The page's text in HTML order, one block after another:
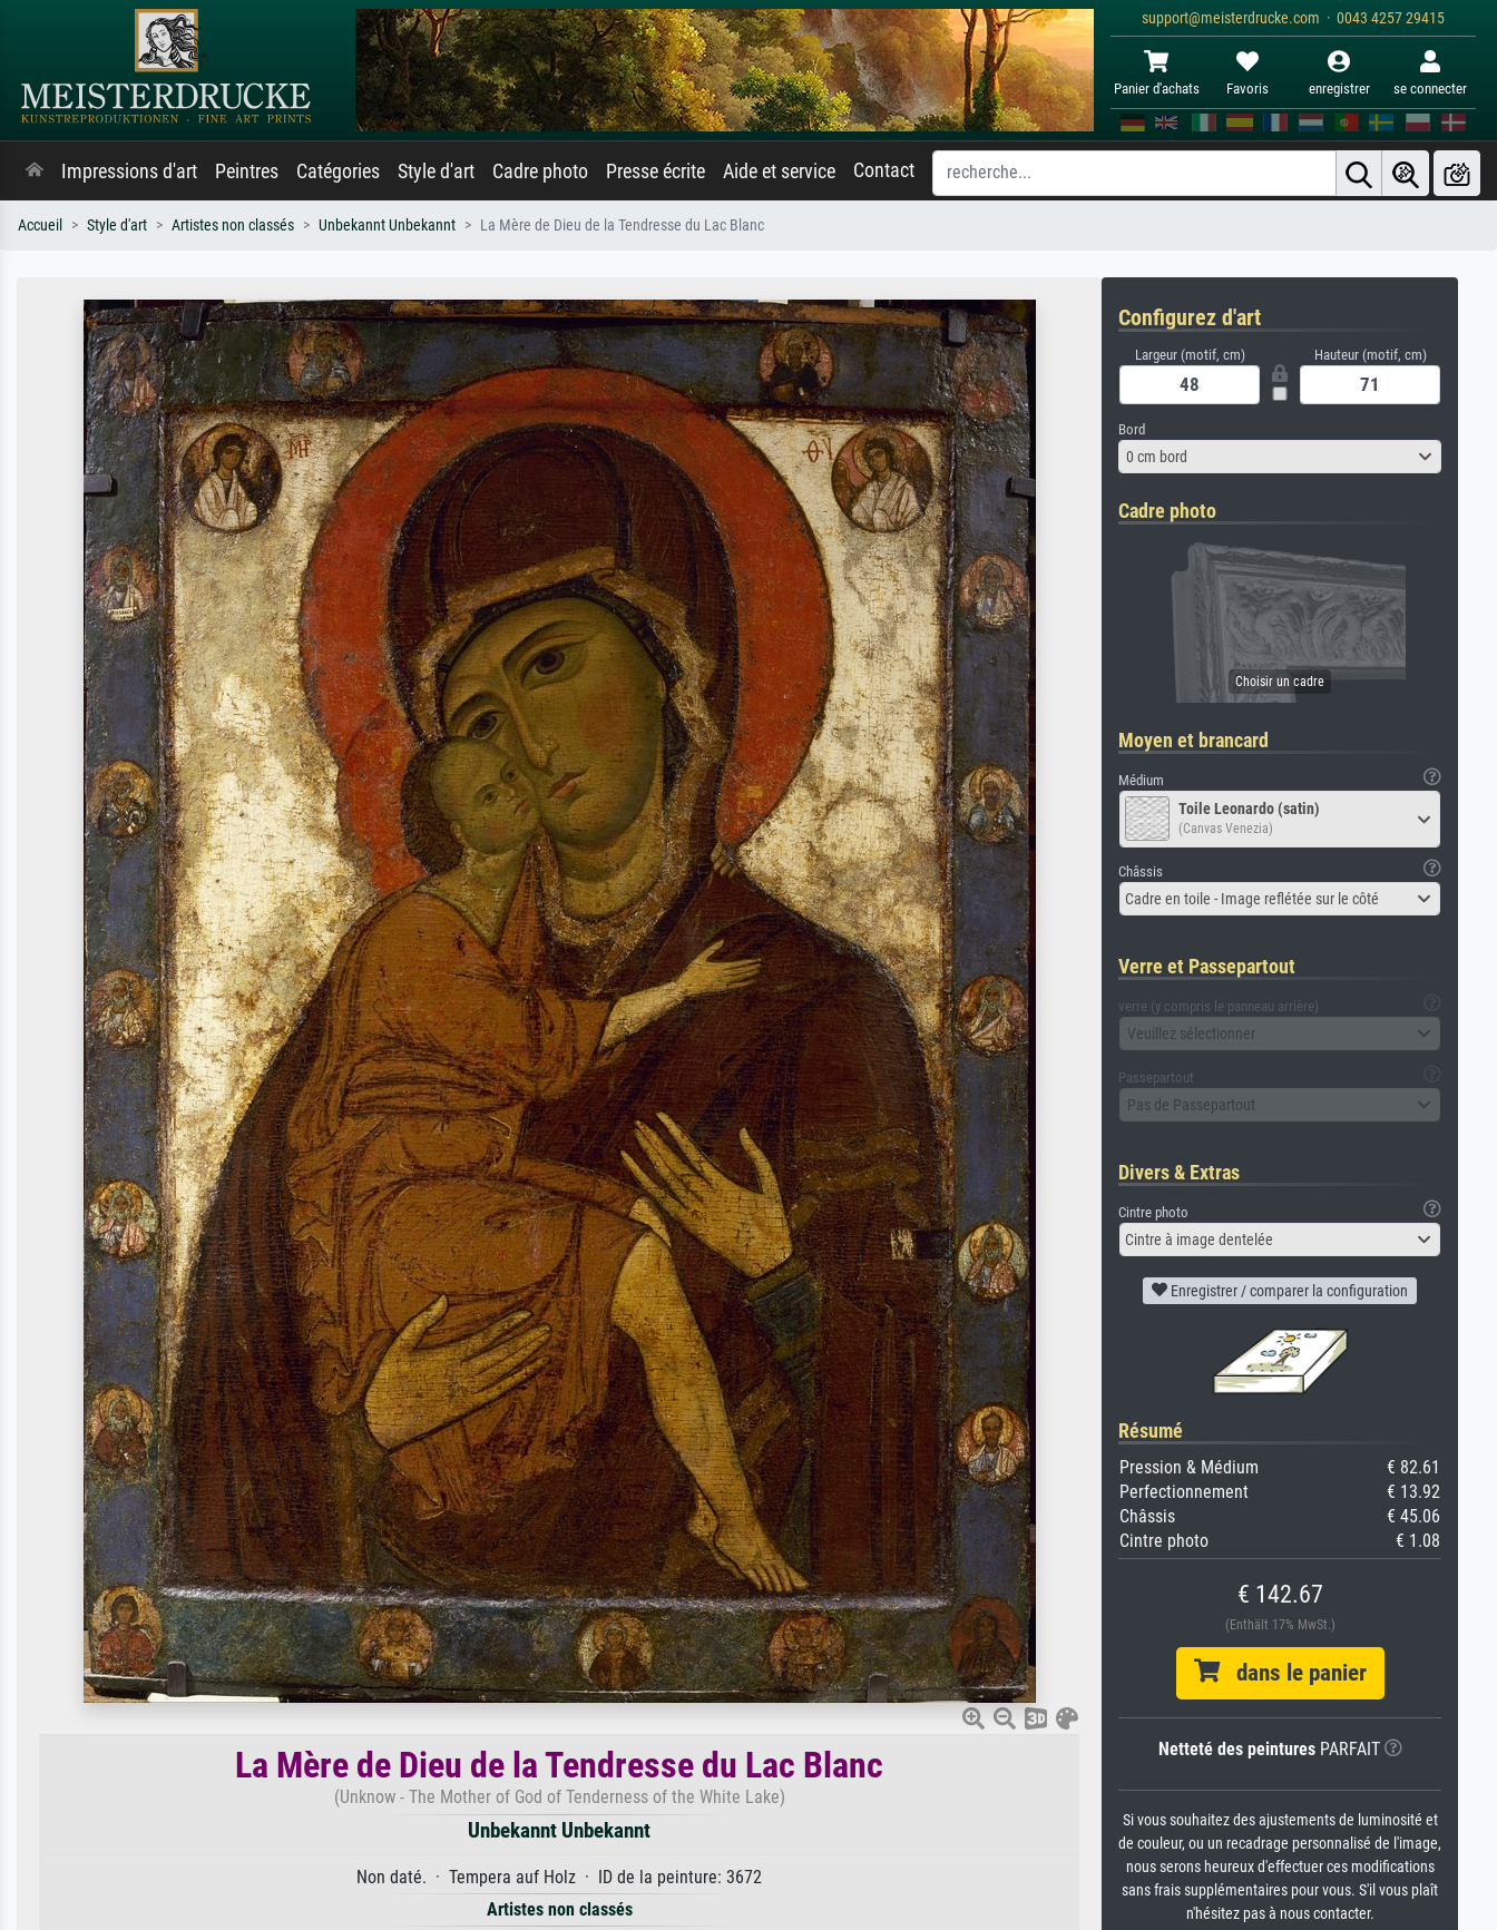
support@meisterdrucke.com · 0043 4257 29415
Panier d'achats Favoris enregistrer se connecter
Impressions d'art Peintres Catégories Style d'art Cadre photo Presse écrite Aide et service Contact
Accueil Style d'art Artistes non classés Unbekannt Unbekannt La Mère de Dieu de la Tendresse du Lac Blanc
La Mère de Dieu de la Tendresse du Lac Blanc
(Unknow - The Mother of God of Tenderness of the White Lake)
Unbekannt Unbekannt
Non daté. · Tempera auf Holz · ID de la peinture: 3672
Artistes non classés
Configurez d'art
Largeur (motif, cm) Hauteur (motif, cm)
Bord
0 cm bord
Cadre photo
Moyen et brancard
Médium
Toile Leonardo (satin)
(Canvas Venezia)
Châssis
Cadre en toile - Image reflétée sur le côté
Verre et Passepartout
verre (y compris le panneau arrière)
Veuillez sélectionner
Passepartout
Pas de Passepartout
Divers & Extras
Cintre photo
Cintre à image dentelée
Enregistrer / comparer la configuration
Résumé
Pression & Médium
€ 82.61
Perfectionnement
€ 13.92
Châssis
€ 45.06
Cintre photo
€ 1.08
€ 142.67
(Enthält 17% MwSt.)
dans le panier
Netteté des peinturesPARFAIT
Si vous souhaitez des ajustements de luminosité et
de couleur, ou un recadrage personnalisé de l'image,
nous serons heureux d'effectuer ces modifications
sans frais supplémentaires pour vous. S'il vous plaît
n'hésitez pas à nous contacter.